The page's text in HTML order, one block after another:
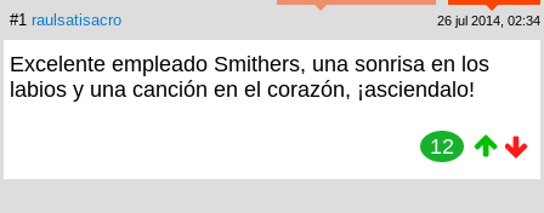
#1 raulsatisacro 26 jul 2014, 02:34
Excelente empleado Smithers, una sonrisa en los
labios y una canción en el corazón, ¡asciendalo!
12